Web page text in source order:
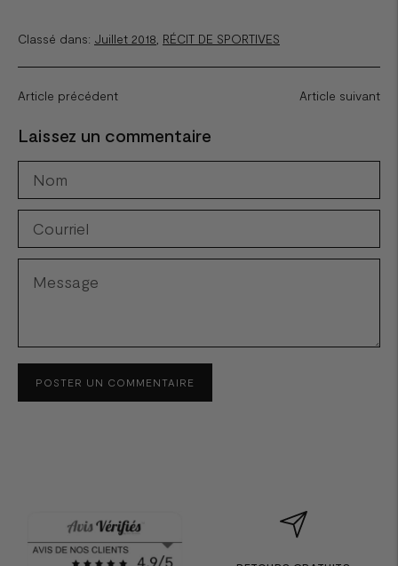
Classé dans: Juillet 2018 RÉCIT DE SPORTIVES
Article précédent Article suivant
Laissez un commentaire
POSTER UN COMMENTAIRE